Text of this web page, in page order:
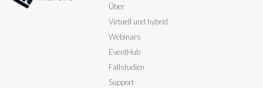
Über
Virtuell und hybrid
Webinars
EventHub
Fallstudien
Support